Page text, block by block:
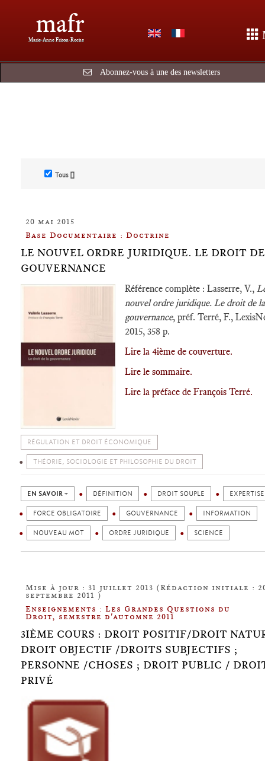
mafr
Marie-Anne Frison-Roche
Abonnez-vous à une des newsletters
Tous []
20 mai 2015
Base Documentaire : Doctrine
LE NOUVEL ORDRE JURIDIQUE. LE DROIT
GOUVERNANCE
Référence complète : Lasserre, V.,
nouvel ordre juridique. Le droit de la
gouvernance, préf. Terré, F.,
2015, 358 p.
Lire la 4ième de couverture.
Lire le sommaire.
Lire la préface de François Terré.
RÉGULATION ET DROIT ÉCONOMIQUE
THÉORIE, SOCIOLOGIE ET PHILOSOPHIE DU DROIT
EN SAVOIR + DÉFINITION DROIT SOUPLE EXPERTISE
FORCE OBLIGATOIRE GOUVERNANCE INFORMATION
NOUVEAU MOT ORDRE JURIDIQUE SCIENCE
Mise à jour : 31 juillet 2013 (Rédaction initiale :
septembre 2011 )
Enseignements : Les Grandes Questions du
Droit, semestre d'automne 2011
3IÈME COURS : DROIT POSITIF/DROIT
DROIT OBJECTIF /DROITS SUBJECTIFS ;
PERSONNE /CHOSES ; DROIT PUBLIC /
PRIVÉ